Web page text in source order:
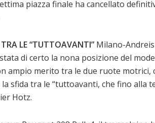
piazza finale ha cancellato
LE “TUTTOAVANTI” Milano-
di certo la nona posizione del
ampio merito tra le due ruote motrici,
sfida tra le “tuttoavanti, che fino alla
Hotz.